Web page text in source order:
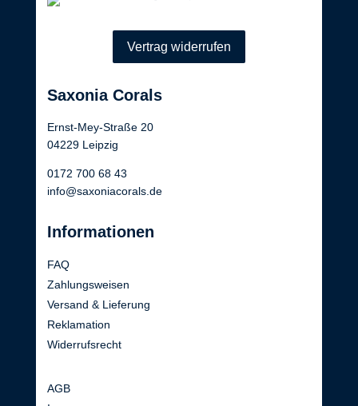
Vertrag widerrufen
Saxonia Corals
Ernst-Mey-Straße 20
04229 Leipzig
0172 700 68 43
info@saxoniacorals.de
Informationen
FAQ
Zahlungsweisen
Versand & Lieferung
Reklamation
Widerrufsrecht
AGB